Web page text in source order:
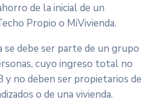
de la inicial de un
Propio o MiVivienda.
se debe ser parte de un grupo
cuyo ingreso total no
y no deben ser propietarios de
o de una vivienda.